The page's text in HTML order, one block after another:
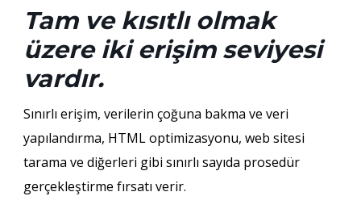
Tam ve kısıtlı olmak
üzere iki erişim seviyesi
vardır.
Sınırlı erişim, verilerin çoğuna bakma ve veri
yapılandırma, HTML optimizasyonu, web sitesi
tarama ve diğerleri gibi sınırlı sayıda prosedür
gerçekleştirme fırsatı verir.